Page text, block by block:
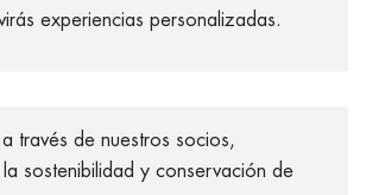
experiencias personalizadas.
través de nuestros socios,
sostenibilidad y conservación de